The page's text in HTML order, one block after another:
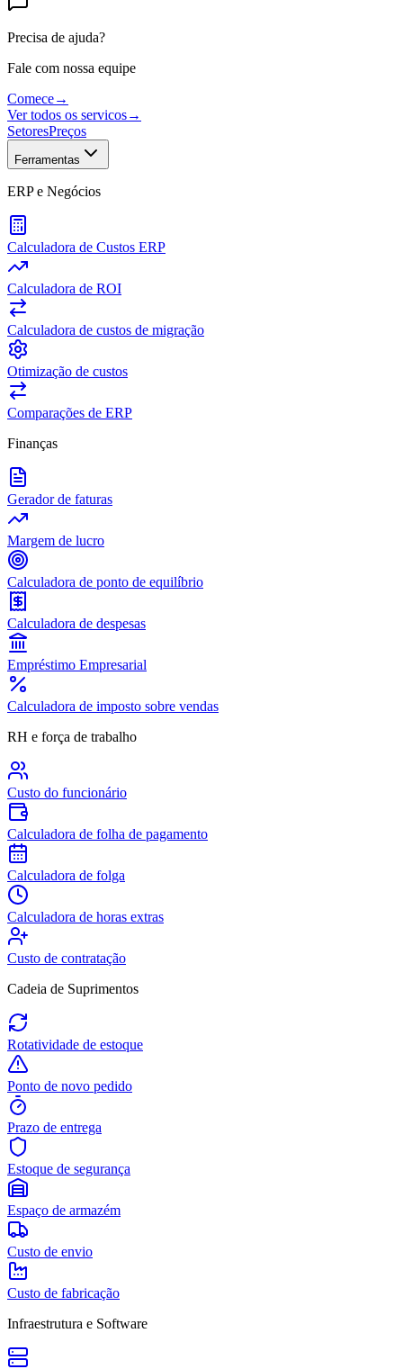
Precisa de ajuda?
Fale com nossa equipe
Comece→
Ver todos os servicos→
SetoresPreços
Ferramentas
ERP e Negócios
Calculadora de Custos ERP
Calculadora de ROI
Calculadora de custos de migração
Otimização de custos
Comparações de ERP
Finanças
Gerador de faturas
Margem de lucro
Calculadora de ponto de equilíbrio
Calculadora de despesas
Empréstimo Empresarial
Calculadora de imposto sobre vendas
RH e força de trabalho
Custo do funcionário
Calculadora de folha de pagamento
Calculadora de folga
Calculadora de horas extras
Custo de contratação
Cadeia de Suprimentos
Rotatividade de estoque
Ponto de novo pedido
Prazo de entrega
Estoque de segurança
Espaço de armazém
Custo de envio
Custo de fabricação
Infraestrutura e Software